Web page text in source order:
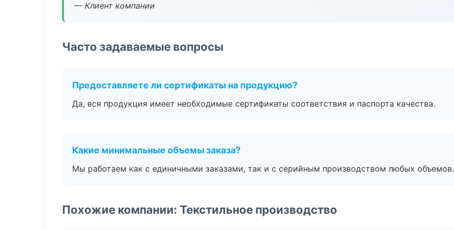
— Клиент компании
Часто задаваемые вопросы
Предоставляете ли сертификаты на продукцию?
Да, вся продукция имеет необходимые сертификаты соответствия и паспорта качества.
Какие минимальные объемы заказа?
Мы работаем как с единичными заказами, так и с серийным производством любых объемов.
Похожие компании: Текстильное производство